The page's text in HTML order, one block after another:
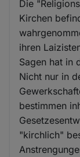
Die
Kirchen
ihren
Sagen hat in
Nicht nur in
bestimmen
"kirchlich"